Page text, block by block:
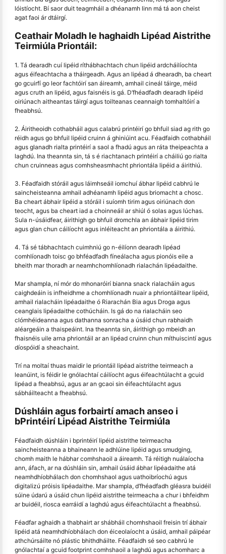
lóistíocht. Bí saor duit teagmháil a dhéanamh linn má tá aon cheist
agat faoi ár dtáirgí.
Ceathair Moladh le haghaidh Lipéad Aistrithe
Teirmiúla Priontáil:
1. Tá dearadh cuí lipéid ríthábhachtach chun lipéid ardcháilíochta
agus éifeachtacha a tháirgeadh. Agus an lipéad á dhearadh, ba cheart
go gcuirfí go leor fachtóirí san áireamh, amhail cineál táirge, méid
agus cruth an lipéid, agus faisnéis is gá. D’fhéadfadh dearadh lipéid
oiriúnach aitheantas táirgí agus toilteanas ceannaigh tomhaltóirí a
fheabhsú.
2. Áiritheoidh cothabháil agus calabrú printéirí go bhfuil siad ag rith go
réidh agus go bhfuil lipéid cruinn á ghiniúint acu. Féadfaidh cothabháil
agus glanadh rialta printéirí a saol a fhadú agus an ráta theipeachta a
laghdú. Ina theannta sin, tá s é riachtanach printéirí a cháiliú go rialta
chun cruinneas agus comhsheasmhacht phriontála lipéid a áirithiú.
3. Féadfaidh stóráil agus láimhseáil iomchuí ábhar lipéid cabhrú le
saincheisteanna amhail adhéanamh lipéid agus briomacht a chosc.
Ba cheart ábhair lipéid a stóráil i suíomh tirim agus oiriúnach don
teocht, agus ba cheart iad a choinneáil ar shiúl ó solas agus lúchas.
Sula n-úsáidfear, áirithigh go bhfuil dromchla an ábhair lipéid tirim
agus glan chun cáilíocht agus inléiteacht an phriontála a áirithiú.
4. Tá sé tábhachtach cuimhniú go n-éilíonn dearadh lipéad
comhlíonadh toisc go bhféadfadh fíneálacha agus pionóis eile a
bheith mar thoradh ar neamhchomhlíonadh rialachán lipéadaithe.
Mar shampla, ní mór do mhonaróirí bianna snack rialacháin agus
caighdeáin is infheidhme a chomhlíonadh nuair a phriontáiltear lipéid,
amhail rialacháin lipéadaithe ó Riarachán Bia agus Droga agus
ceanglais lipéadaithe cothúcháin. Is gá do na rialacháin seo
clómhéideanna agus dathanna sonracha a úsáid chun rabhaidh
aléargeáin a thaispeáint. Ina theannta sin, áirithigh go mbeidh an
fhaisnéis uile arna phriontáil ar an lipéad cruinn chun míthuiscintí agus
díospóidí a sheachaint.
Trí na moltaí thuas maidir le priontáil lipéad aistrithe teirmeach a
leanúint, is féidir le gnólachtaí cáilíocht agus éifeachtúlacht a gcuid
lipéad a fheabhsú, agus ar an gcaoi sin éifeachtúlacht agus
sábháilteacht a fheabhsú.
Dúshláin agus forbairtí amach anseo i
bPrintéirí Lipéad Aistrithe Teirmiúla
Féadfaidh dúshláin i bprintéirí lipéid aistrithe teirmeacha
saincheisteanna a bhaineann le adhlúine lipéid agus smudging,
chomh maith le hábhar comhshaoil a áireamh. Tá réitigh nuálaíocha
ann, áfach, ar na dúshláin sin, amhail úsáid ábhar lipéadaithe atá
neamhdhíobhálach don chomhshaol agus uathoibríochú agus
digitalizú próisis lipéadaithe. Mar shampla, d’fhéadfadh gléasra buidéil
súine údarú a úsáid chun lipéid aistrithe teirmeacha a chur i bhfeidhm
ar buidéil, riosca earráidí a laghdú agus éifeachtúlacht a fheabhsú.
Féadfar aghaidh a thabhairt ar shábháil chomhshaoil freisin trí ábhair
lipéid atá neamhdhíobhálach don éiceolaíocht a úsáid, amhail páipéar
athchúrsáilte nó plástic bhithdháilte. Féadfaidh sé seo cabhrú le
gnólachtaí a gcuid footprint comhshaoil a laghdú agus achomharc a